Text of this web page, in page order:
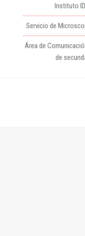
Instituto
Servicio de
Área de
de